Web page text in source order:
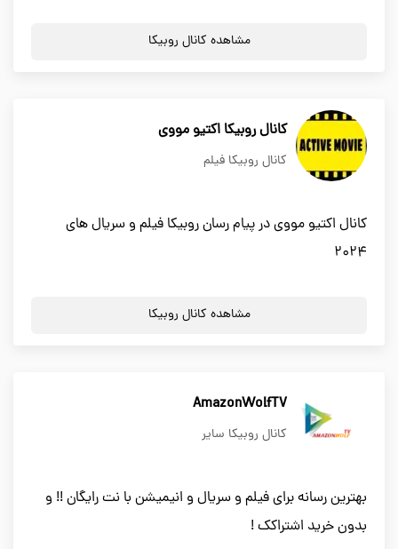
مشاهده کانال روبیکا
کانال روبیکا اکتیو مووی
کانال روبیکا فیلم
کانال اکتیو مووی در پیام رسان روبیکا فیلم و سریال های
2024
مشاهده کانال روبیکا
AmazonWolfTV
کانال روبیکا سایر
بهترین رسانه برای فیلم و سریال و انیمیشن با نت رایگان !! و
بدون خرید اشتراکک !